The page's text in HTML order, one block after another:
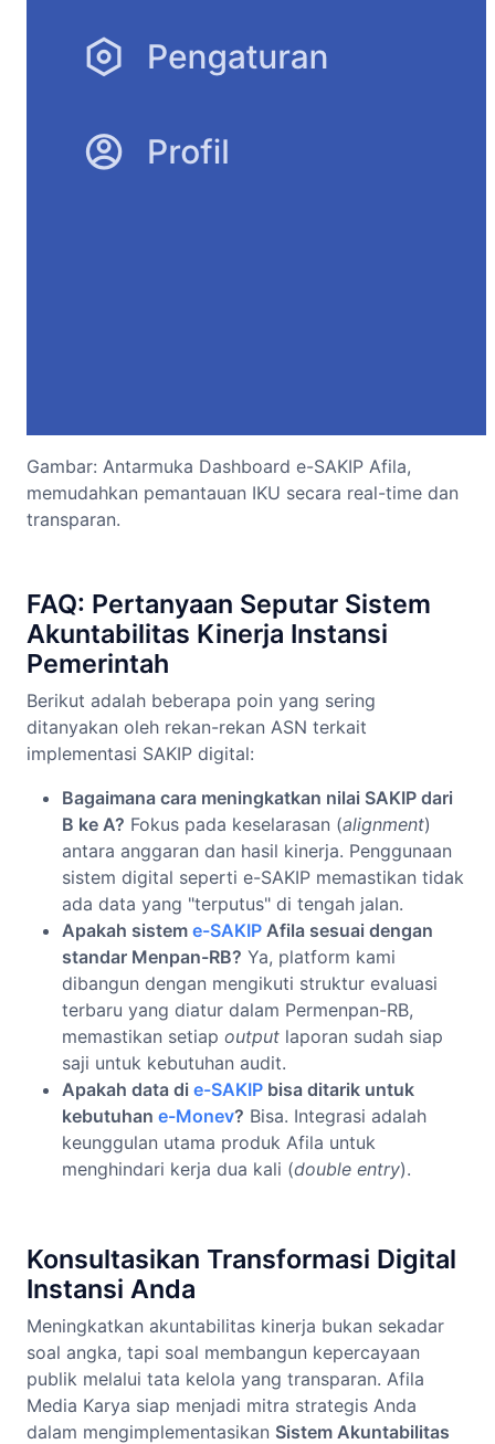
Gambar: Antarmuka Dashboard e-SAKIP Afila,
memudahkan pemantauan IKU secara real-time dan
transparan.
FAQ: Pertanyaan Seputar Sistem
Akuntabilitas Kinerja Instansi
Pemerintah
Berikut adalah beberapa poin yang sering
ditanyakan oleh rekan-rekan ASN terkait
implementasi SAKIP digital:
Bagaimana cara meningkatkan nilai SAKIP dari
B ke A? Fokus pada keselarasan (alignment)
antara anggaran dan hasil kinerja. Penggunaan
sistem digital seperti e-SAKIP memastikan tidak
ada data yang "terputus" di tengah jalan.
Apakah sistem e-SAKIP Afila sesuai dengan
standar Menpan-RB? Ya, platform kami
dibangun dengan mengikuti struktur evaluasi
terbaru yang diatur dalam Permenpan-RB,
memastikan setiap output laporan sudah siap
saji untuk kebutuhan audit.
Apakah data di e-SAKIP bisa ditarik untuk
kebutuhan e-Monev? Bisa. Integrasi adalah
keunggulan utama produk Afila untuk
menghindari kerja dua kali (double entry).
Konsultasikan Transformasi Digital
Instansi Anda
Meningkatkan akuntabilitas kinerja bukan sekadar
soal angka, tapi soal membangun kepercayaan
publik melalui tata kelola yang transparan. Afila
Media Karya siap menjadi mitra strategis Anda
dalam mengimplementasikan Sistem Akuntabilitas